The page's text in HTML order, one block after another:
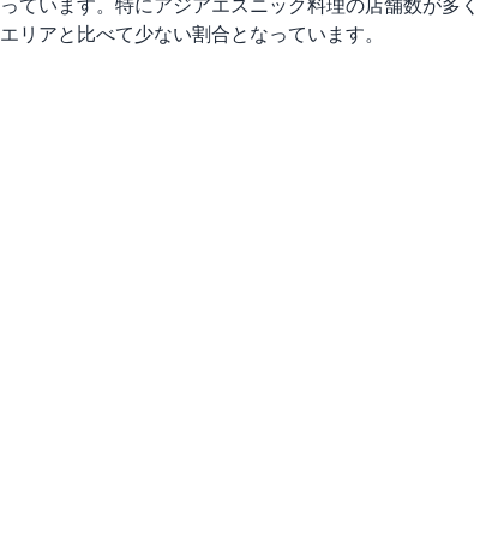
アと比べて少ない割合となっています。